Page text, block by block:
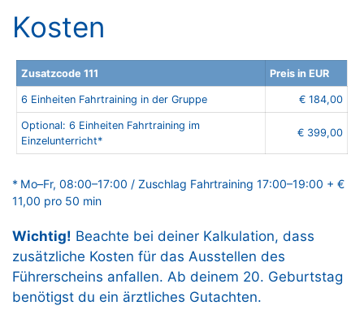
Kosten
Zusatzcode 111 Preis in EUR
6 Einheiten Fahrtraining in der Gruppe € 184,00
Optional: 6 Einheiten Fahrtraining im
Einzelunterricht*
€ 399,00
* Mo–Fr, 08:00–17:00 / Zuschlag Fahrtraining 17:00–19:00 + €
11,00 pro 50 min
Wichtig! Beachte bei deiner Kalkulation, dass
zusätzliche Kosten für das Ausstellen des
Führerscheins anfallen. Ab deinem 20. Geburtstag
benötigst du ein ärztliches Gutachten.